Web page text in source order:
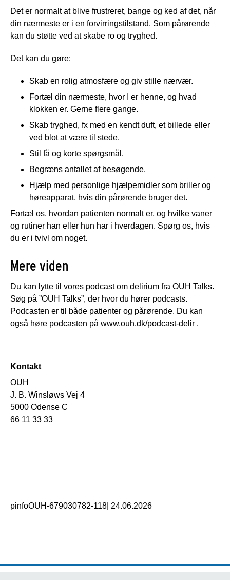
Det er normalt at blive frustreret, bange og ked af det, når
din nærmeste er i en forvirringstilstand. Som pårørende
kan du støtte ved at skabe ro og tryghed.
Det kan du gøre:
Skab en rolig atmosfære og giv stille nærvær.
Fortæl din nærmeste, hvor I er henne, og hvad
klokken er. Gerne flere gange.
Skab tryghed, fx med en kendt duft, et billede eller
ved blot at være til stede.
Stil få og korte spørgsmål.
Begræns antallet af besøgende.
Hjælp med personlige hjælpemidler som briller og
høreapparat, hvis din pårørende bruger det.
Fortæl os, hvordan patienten normalt er, og hvilke vaner
og rutiner han eller hun har i hverdagen. Spørg os, hvis
du er i tvivl om noget.
Mere viden
Du kan lytte til vores podcast om delirium fra OUH Talks.
Søg på ”OUH Talks”, der hvor du hører podcasts.
Podcasten er til både patienter og pårørende. Du kan
også høre podcasten på www.ouh.dk/podcast-delir .
Kontakt
OUH
J. B. Winsløws Vej 4
5000 Odense C
66 11 33 33
pinfoOUH-679030782-118 24.06.2026